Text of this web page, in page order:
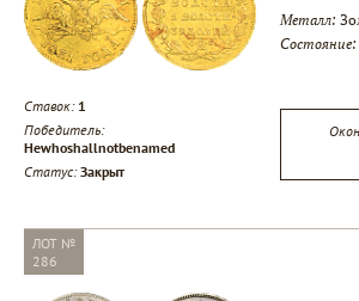
Металл:
Состояние:
Ставок: 1
Победитель:
Hewhoshallnotbenamed
Статус:Закрыт
ЛОТ №
286